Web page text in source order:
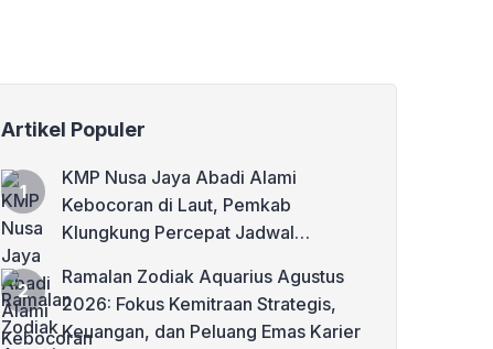
Artikel Populer
KMP Nusa Jaya Abadi Alami
Kebocoran di Laut, Pemkab
Klungkung Percepat Jadwal
Ramalan Zodiak Aquarius Agustus
2026: Fokus Kemitraan Strategis,
Keuangan, dan Peluang Emas Karier